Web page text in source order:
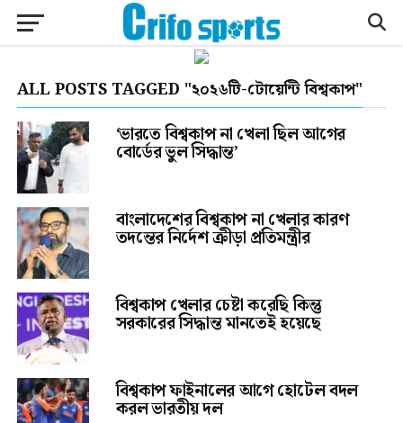
ALL POSTS TAGGED "২০২৬টি-টোয়েন্টি বিশ্বকাপ"
‘ভারতে বিশ্বকাপ না খেলা ছিল আগের
বোর্ডের ভুল সিদ্ধান্ত’
বাংলাদেশের বিশ্বকাপ না খেলার কারণ
তদন্তের নির্দেশ ক্রীড়া প্রতিমন্ত্রীর
বিশ্বকাপ খেলার চেষ্টা করেছি কিন্তু
সরকারের সিদ্ধান্ত মানতেই হয়েছে
বিশ্বকাপ ফাইনালের আগে হোটেল বদল
করল ভারতীয় দল